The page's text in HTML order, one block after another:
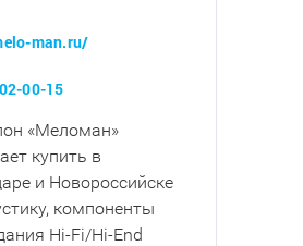
man.ru/
00-15
«Меломан»
купить в
и Новороссийске
компоненты
Hi-Fi/Hi-End